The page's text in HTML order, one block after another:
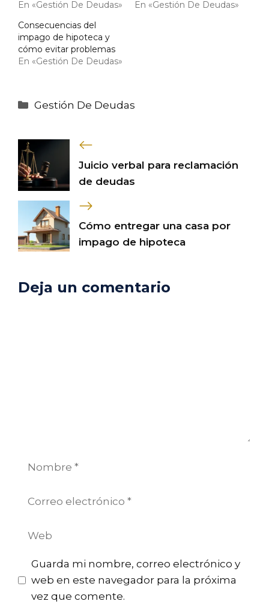
En «Gestión De Deudas»
En «Gestión De Deudas»
Consecuencias del
impago de hipoteca y
cómo evitar problemas
En «Gestión De Deudas»
Categorías
Gestión De Deudas
Juicio verbal para reclamación
de deudas
Cómo entregar una casa por
impago de hipoteca
Deja un comentario
Nombre
Correo
Web
Guarda mi nombre, correo electrónico y
web en este navegador para la próxima
vez que comente.